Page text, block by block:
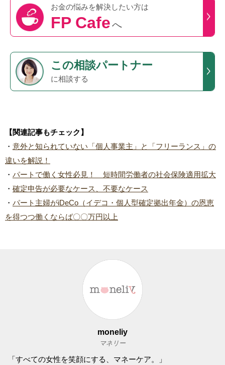
お金の悩みを解決したい方は
FP Cafeへ
この相談パートナー
に相談する
【関連記事もチェック】
・ 意外と知られていない「個人事業主」と「フリーランス」の
違いを解説！
・ パートで働く女性必見！ 短時間労働者の社会保険適用拡大
・ 確定申告が必要なケース、不要なケース
・ パート主婦がiDeCo（イデコ・個人型確定拠出年金）の恩恵
を得つつ働くならば〇〇万円以上
moneliy
マネリー
「すべての女性を笑顔にする、マネーケア。」